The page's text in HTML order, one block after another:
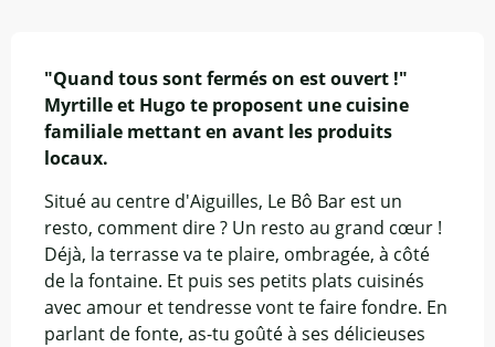
"Quand tous sont fermés on est ouvert !"
Myrtille et Hugo te proposent une cuisine
familiale mettant en avant les produits
locaux.
Situé au centre d'Aiguilles, Le Bô Bar est un
resto, comment dire ? Un resto au grand cœur !
Déjà, la terrasse va te plaire, ombragée, à côté
de la fontaine. Et puis ses petits plats cuisinés
avec amour et tendresse vont te faire fondre. En
parlant de fonte, as-tu goûté à ses délicieuses